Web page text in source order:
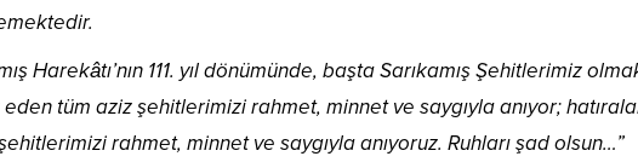
Harekâtı’nın 111. yıl dönümünde, başta Sarıkamış Şehitlerimiz
tüm aziz şehitlerimizi rahmet, minnet ve saygıyla anıyor;
rahmet, minnet ve saygıyla anıyoruz. Ruhları şad olsun…”